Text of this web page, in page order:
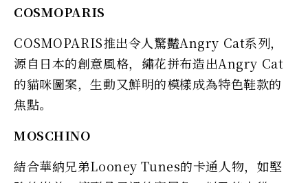
COSMOPARIS
COSMOPARIS推出令人驚豔Angry Cat系列，
源自日本的創意風格，繡花拼布造出Angry Cat
的貓咪圖案，生動又鮮明的模樣成為特色鞋款的
焦點。
MOSCHINO
結合華納兄弟Looney Tunes的卡通人物，如堅